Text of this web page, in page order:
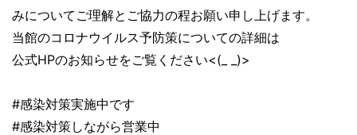
みについてご理解とご協力の程お願い申し上げます。
当館のコロナウイルス予防策についての詳細は
公式HPのお知らせをご覧ください<(_ _)>
#感染対策実施中です
#感染対策しながら営業中